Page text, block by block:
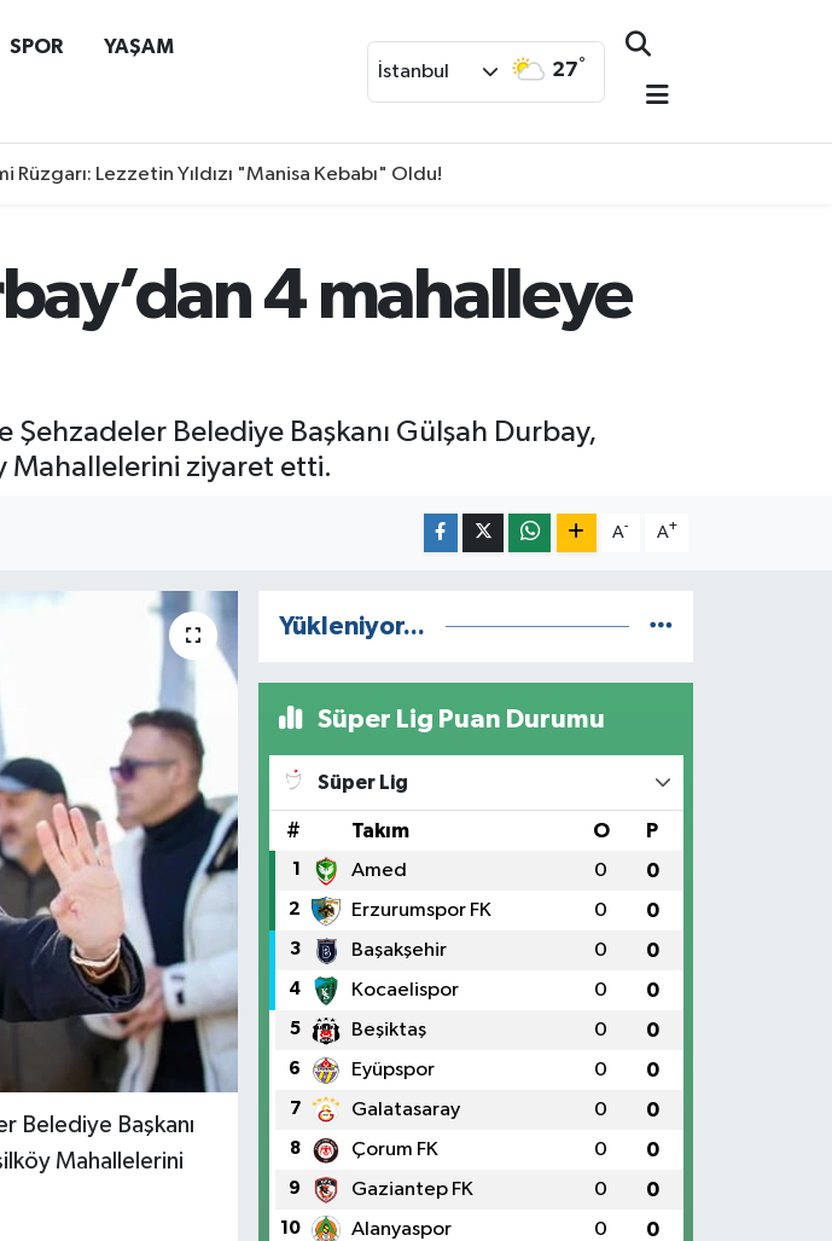
SPOR YAŞAM
İstanbul 27°
Lezzetin Yıldızı "Manisa Kebabı" Oldu!
4 mahalleye
Şehzadeler Belediye Başkanı Gülşah Durbay,
Mahallelerini ziyaret etti.
A- A+
Belediye Başkanı
Mahallelerini
Yükleniyor...
Süper Lig Puan Durumu
Süper Lig
# Takım O P
1 Amed 0 0
2 Erzurumspor FK 0 0
3 Başakşehir 0 0
4 Kocaelispor 0 0
5 Beşiktaş 0 0
6 Eyüpspor 0 0
7 Galatasaray 0 0
8 Çorum FK 0 0
9 Gaziantep FK 0 0
10 Alanyaspor 0 0